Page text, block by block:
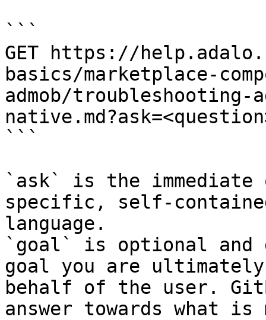
```
GET https://
basics/marketplace-
admob/
```
`ask` is the
specific, self-
language.
`goal` is optional and
goal you are
behalf of the user.
answer towards what